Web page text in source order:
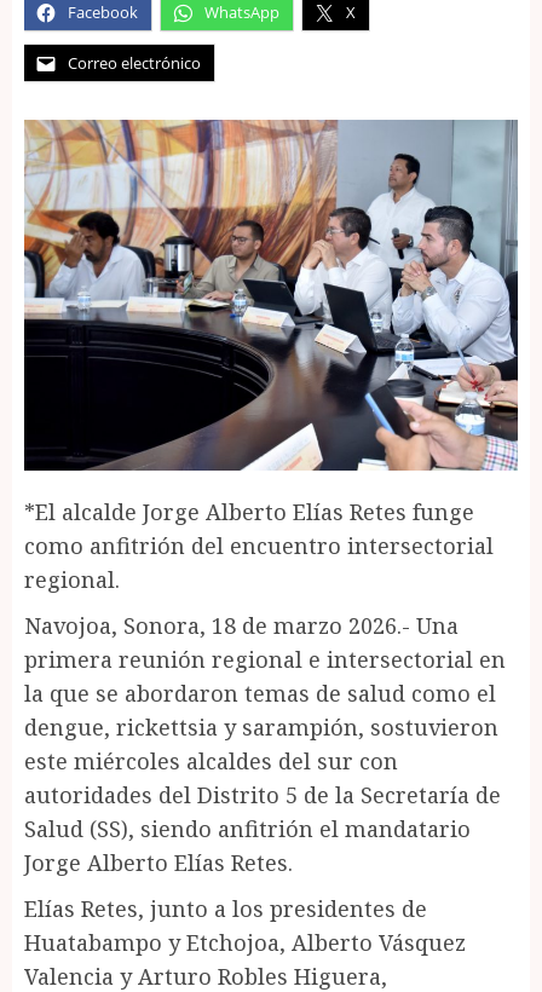
Facebook WhatsApp X
Correo electrónico
*El alcalde Jorge Alberto Elías Retes funge
como anfitrión del encuentro intersectorial
regional.
Navojoa, Sonora, 18 de marzo 2026.- Una
primera reunión regional e intersectorial en
la que se abordaron temas de salud como el
dengue, rickettsia y sarampión, sostuvieron
este miércoles alcaldes del sur con
autoridades del Distrito 5 de la Secretaría de
Salud (SS), siendo anfitrión el mandatario
Jorge Alberto Elías Retes.
Elías Retes, junto a los presidentes de
Huatabampo y Etchojoa, Alberto Vásquez
Valencia y Arturo Robles Higuera,